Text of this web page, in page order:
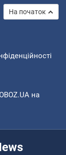
На початок
на